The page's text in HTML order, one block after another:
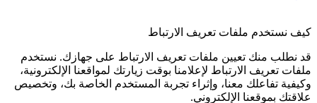
نستخدم ملفات تعريف الارتباط
نطلب منك تعيين ملفات تعريف الارتباط على جهازك. نستخدم
تعريف الارتباط لإعلامنا بوقت زيارتك لمواقعنا الإلكترونية،
تفاعلك معنا، وإثراء تجربة المستخدم الخاصة بك، وتخصيص
بموقعنا الإلكتروني.